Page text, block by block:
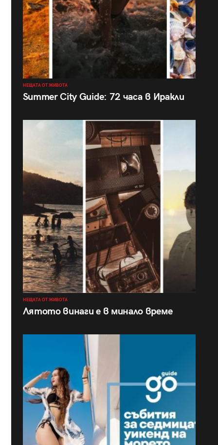
НЕЩАТА ОТ ЖИВОТА
Summer City Guide: 72 часа в Иракли
НЕЩАТА ОТ ЖИВОТА
Лятото винаги е в минало време